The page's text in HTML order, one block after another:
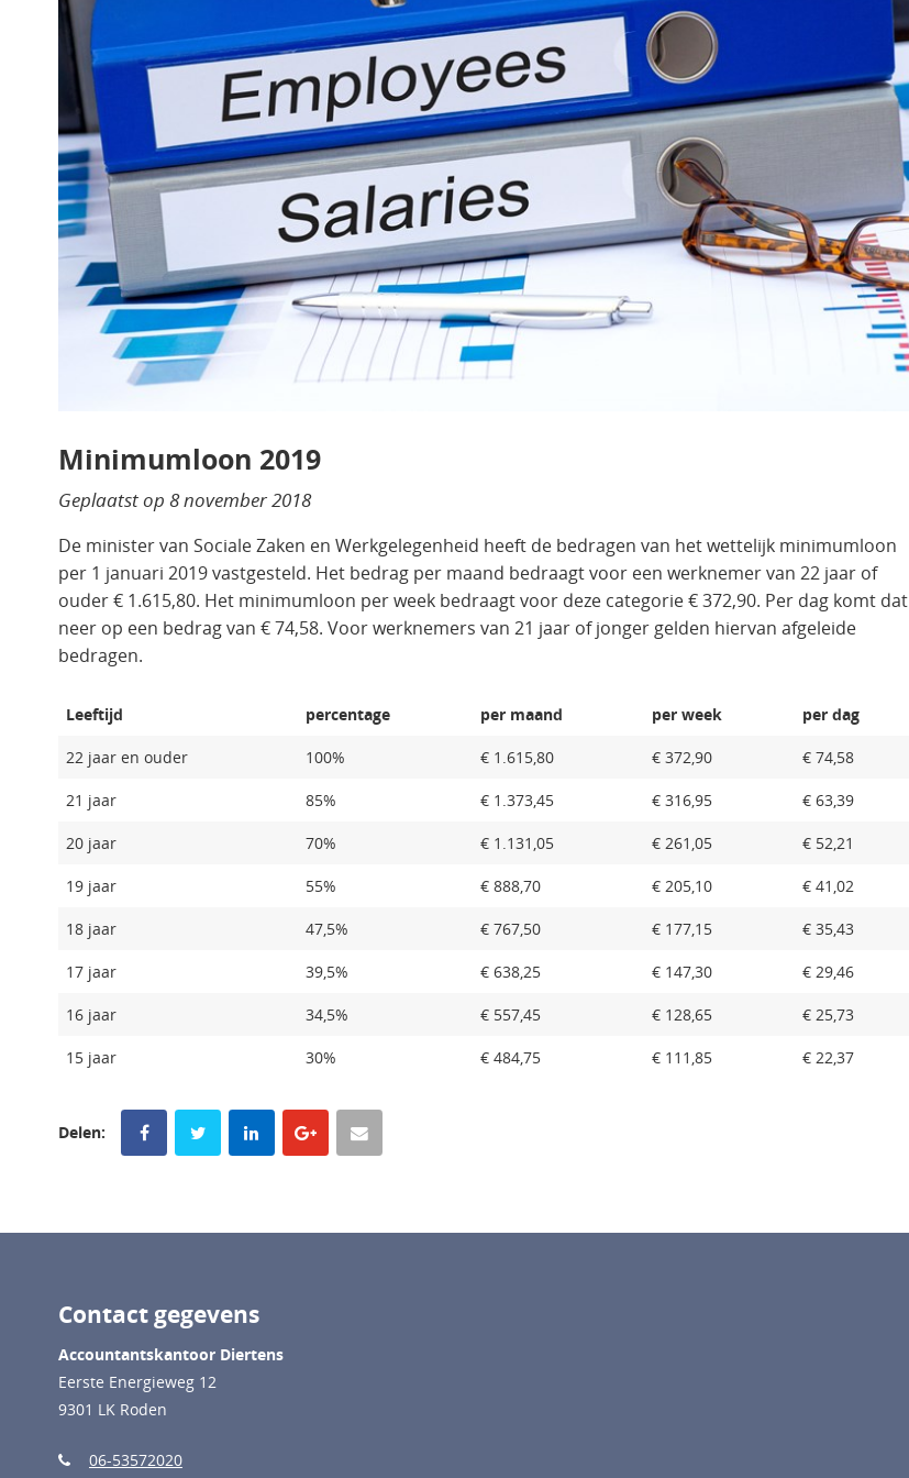
Minimumloon 2019
Geplaatst op 8 november 2018
De minister van Sociale Zaken en Werkgelegenheid heeft de bedragen van het wettelijk minimumloon
per 1 januari 2019 vastgesteld. Het bedrag per maand bedraagt voor een werknemer van 22 jaar of
ouder € 1.615,80. Het minimumloon per week bedraagt voor deze categorie € 372,90. Per dag komt dat
neer op een bedrag van € 74,58. Voor werknemers van 21 jaar of jonger gelden hiervan afgeleide
bedragen.
Leeftijd percentage per maand per week per dag
22 jaar en ouder 100% € 1.615,80 € 372,90 € 74,58
21 jaar 85% € 1.373,45 € 316,95 € 63,39
20 jaar 70% € 1.131,05 € 261,05 € 52,21
19 jaar 55% € 888,70 € 205,10 € 41,02
18 jaar 47,5% € 767,50 € 177,15 € 35,43
17 jaar 39,5% € 638,25 € 147,30 € 29,46
16 jaar 34,5% € 557,45 € 128,65 € 25,73
15 jaar 30% € 484,75 € 111,85 € 22,37
Delen:
Contact gegevens
Accountantskantoor Diertens
Eerste Energieweg 12
9301 LK Roden
06-53572020